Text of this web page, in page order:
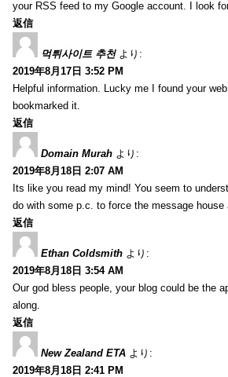
your RSS feed to my Google account. I look
返信
먹튀사이트 추천 より:
2019年8月17日 3:52 PM
Helpful information. Lucky me I found your
bookmarked it.
返信
Domain Murah より:
2019年8月18日 2:07 AM
Its like you read my mind! You seem to
do with some p.c. to force the message
返信
Ethan Coldsmith より:
2019年8月18日 3:54 AM
Our god bless people, your blog could be the
along.
返信
New Zealand ETA より:
2019年8月18日 2:41 PM